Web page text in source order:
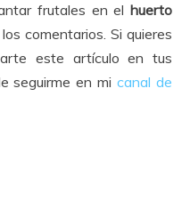
frutales en el huerto
comentarios. Si quieres
este artículo en tus
seguirme en micanal de